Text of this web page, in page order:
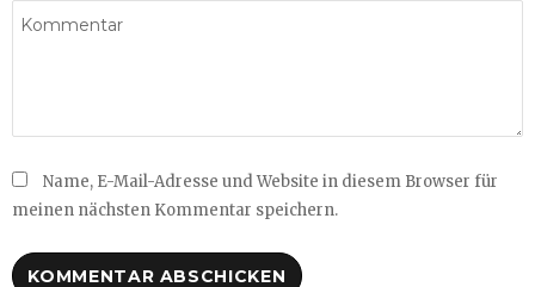
Name, E-Mail-Adresse und Website in diesem Browser für
meinen nächsten Kommentar speichern.